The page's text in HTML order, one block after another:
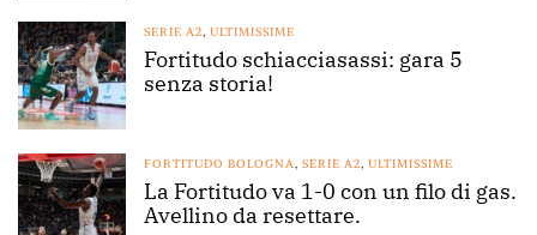
SERIE A2, ULTIMISSIME
Fortitudo schiacciasassi: gara 5
senza storia!
FORTITUDO BOLOGNA, SERIE A2, ULTIMISSIME
La Fortitudo va 1-0 con un filo di gas.
Avellino da resettare.